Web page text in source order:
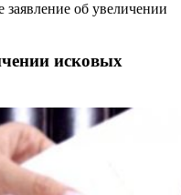
заявление об увеличении
исковых